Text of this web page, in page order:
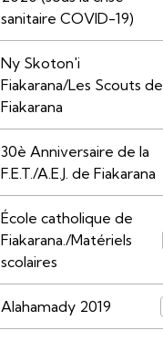
sanitaire COVID-19)
Ny Skoton'i
Fiakarana/Les Scouts de
Fiakarana
30è Anniversaire de la
F.E.T./A.E.J. de Fiakarana
École catholique de
Fiakarana./Matériels
scolaires
Alahamady 2019